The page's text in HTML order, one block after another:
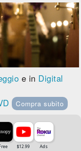
e in Digital
Compra subito